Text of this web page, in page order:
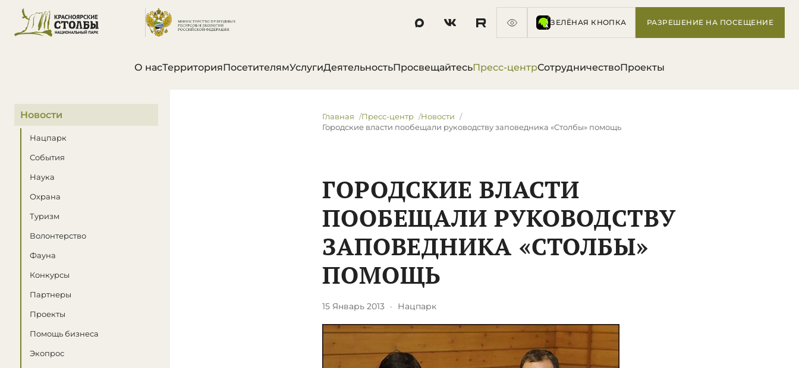
ЗЕЛЁНАЯ КНОПКА РАЗРЕШЕНИЕ НА ПОСЕЩЕНИЕ
О насТерриторияПосетителямУслугиДеятельностьПросвещайтесьПресс-центрСотрудничествоПроекты
В этом разделе
Новости
Нацпарк
События
Наука
Охрана
Туризм
Волонтерство
Фауна
Конкурсы
Партнеры
Проекты
Помощь бизнеса
Экопрос
Главная Пресс-центр
Новости
Городские власти пообещали руководству заповедника «Столбы» помощь
ГОРОДСКИЕ ВЛАСТИ
ПООБЕЩАЛИ РУКОВОДСТВУ
ЗАПОВЕДНИКА «СТОЛБЫ»
ПОМОЩЬ
15 Январь 2013 · Нацпарк